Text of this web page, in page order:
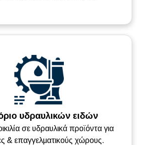
υδραυλικών ειδών
σε υδραυλικά προϊόντα για
& επαγγελματικούς χώρους.